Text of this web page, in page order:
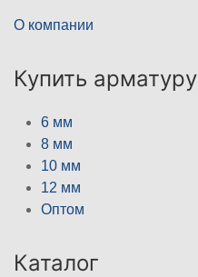
О компании
Купить арматуру
6 мм
8 мм
10 мм
12 мм
Оптом
Каталог